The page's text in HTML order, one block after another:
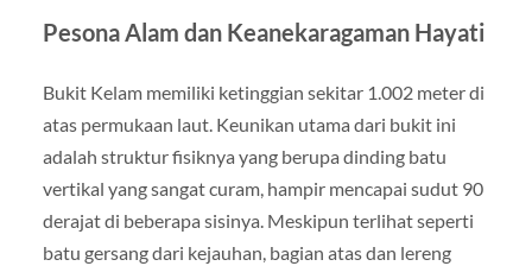
Pesona Alam dan Keanekaragaman Hayati
Bukit Kelam memiliki ketinggian sekitar 1.002 meter di
atas permukaan laut. Keunikan utama dari bukit ini
adalah struktur fisiknya yang berupa dinding batu
vertikal yang sangat curam, hampir mencapai sudut 90
derajat di beberapa sisinya. Meskipun terlihat seperti
batu gersang dari kejauhan, bagian atas dan lereng